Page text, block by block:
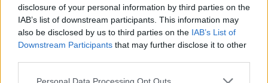
disclosure of your personal information by third parties on the
IAB’s list of downstream participants. This information may
also be disclosed by us to third parties on the IAB’s List of
Downstream Participants that may further disclose it to other
Personal Data Processing Opt Outs
Quién es Julia Ibañez
Julialleva aplicando "Design thinking" desde
2005, aunque por entonces no era consciente